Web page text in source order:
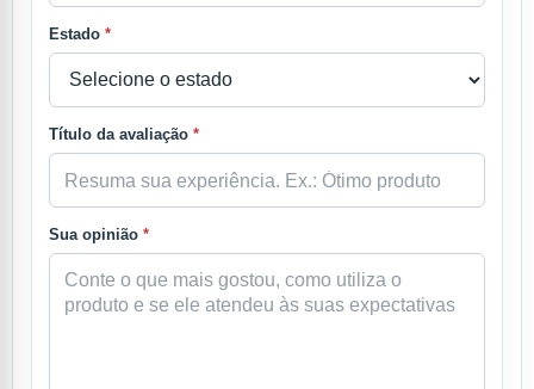
Estado *
Título da avaliação *
Sua opinião *